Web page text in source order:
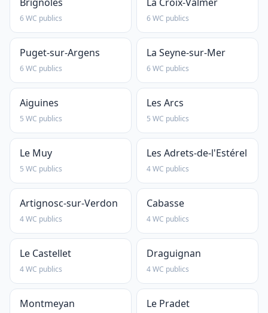
6 WC publics 6 WC publics
Puget-sur-Argens
6 WC publics
La Seyne-sur-Mer
6 WC publics
Aiguines
5 WC publics
Les Arcs
5 WC publics
Le Muy
5 WC publics
Les Adrets-de-l'Estérel
4 WC publics
Artignosc-sur-Verdon
4 WC publics
Cabasse
4 WC publics
Le Castellet
4 WC publics
Draguignan
4 WC publics
Montmeyan Le Pradet